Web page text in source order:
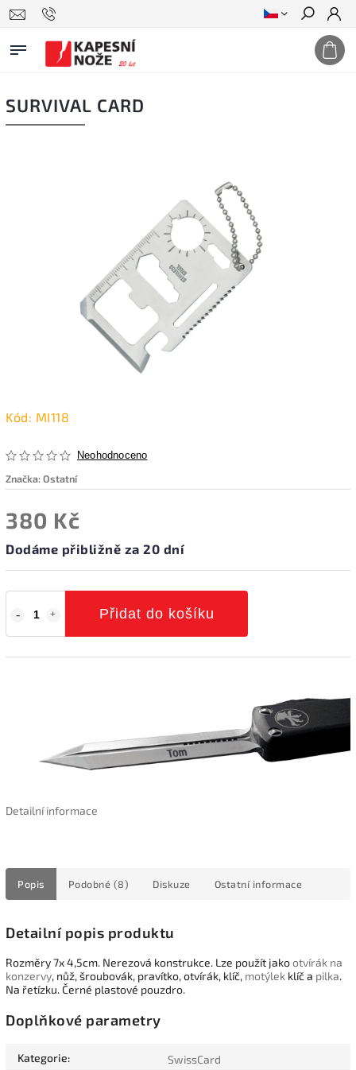
Hledat
SURVIVAL CARD
Kód: MI118
Neohodnoceno
Značka:Ostatní
380 Kč
Dodáme přibližně za 20 dní
Přidat do košíku
Detailní informace
Popis Podobné (8) Diskuze Ostatní informace
Detailní popis produktu
Rozměry 7x 4,5cm. Nerezová konstrukce. Lze použít jakootvírák na
konzervy, nůž, šroubovák, pravítko, otvírák, klíč, motýlek klíč a pilka.
Na řetízku. Černé plastové pouzdro.
Doplňkové parametry
Kategorie: SwissCard